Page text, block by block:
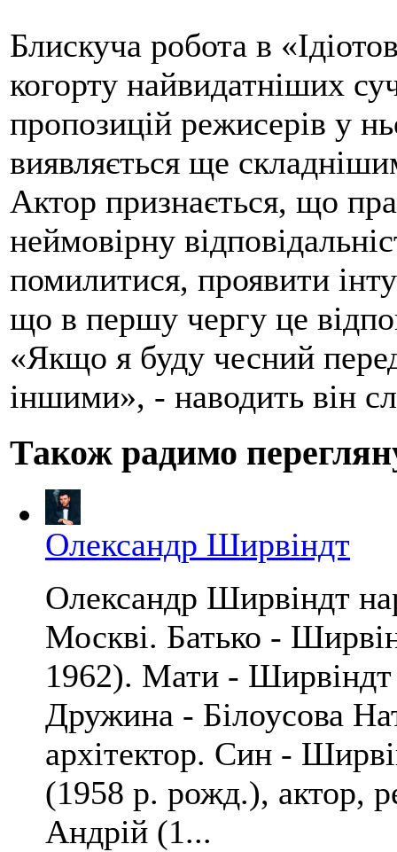
Блискуча робота в
когорту найвидатніших
пропозицій режисерів у
виявляється ще
Актор признається, що
неймовірну
помилитися, проявити
що в першу чергу це
«Якщо я буду чесний
іншими», - наводить він
Також радимо
Олександр Ширвіндт
Олександр Ширвіндт
Москві. Батько -
1962). Мати - Ширвіндт
Дружина - Білоусова
архітектор. Син -
(1958 р. рожд.), актор,
Андрій (1...